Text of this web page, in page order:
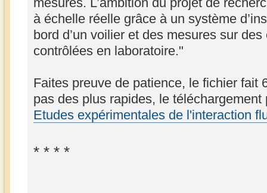
à échelle réelle grâce à un système
bord d’un voilier et des mesures sur
contrôlées en laboratoire."
Faites preuve de patience, le fichier fait
pas des plus rapides, le
Etudes expérimentales de l'interaction
* * * *